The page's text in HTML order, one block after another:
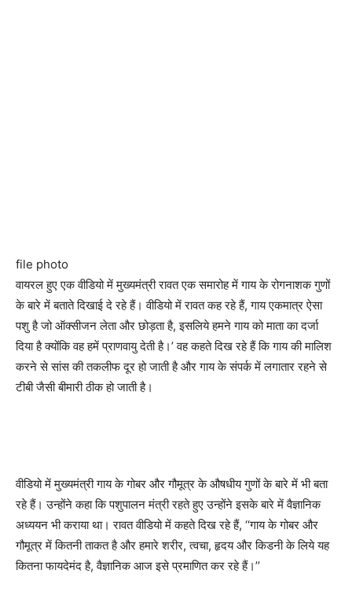
file photo
वायरल हुए एक वीडियो में मुख्यमंत्री रावत एक समारोह में गाय के रोगनाशक गुणों
के बारे में बताते दिखाई दे रहे हैं। वीडियो में रावत कह रहे हैं, गाय एकमात्र ऐसा
पशु है जो ऑक्सीजन लेता और छोड़ता है, इसलिये हमने गाय को माता का दर्जा
दिया है क्योंकि वह हमें प्राणवायु देती है।’ वह कहते दिख रहे हैं कि गाय की मालिश
करने से सांस की तकलीफ दूर हो जाती है और गाय के संपर्क में लगातार रहने से
टीबी जैसी बीमारी ठीक हो जाती है।
वीडियो में मुख्यमंत्री गाय के गोबर और गौमूत्र के औषधीय गुणों के बारे में भी बता
रहे हैं। उन्होंने कहा कि पशुपालन मंत्री रहते हुए उन्होंने इसके बारे में वैज्ञानिक
अध्ययन भी कराया था। रावत वीडियो में कहते दिख रहे हैं, ‘‘गाय के गोबर और
गौमूत्र में कितनी ताकत है और हमारे शरीर, त्वचा, हृदय और किडनी के लिये यह
कितना फायदेमंद है, वैज्ञानिक आज इसे प्रमाणित कर रहे हैं।’’